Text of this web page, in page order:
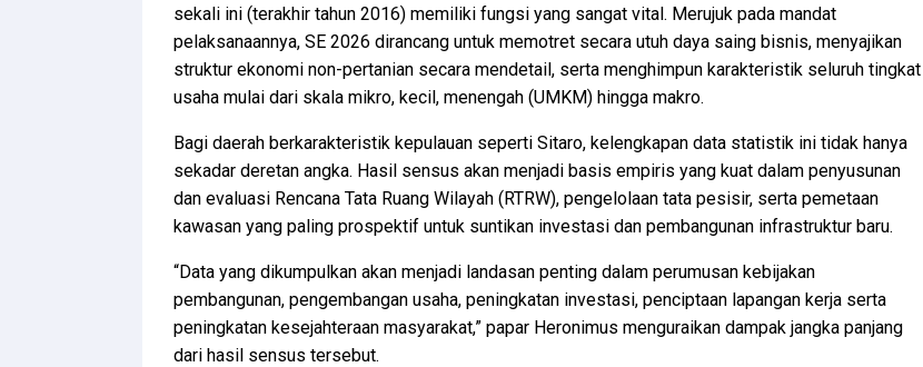
sekali ini (terakhir tahun 2016) memiliki fungsi yang sangat vital. Merujuk pada mandat
pelaksanaannya, SE 2026 dirancang untuk memotret secara utuh daya saing bisnis, menyajikan
struktur ekonomi non-pertanian secara mendetail, serta menghimpun karakteristik seluruh tingkat
usaha mulai dari skala mikro, kecil, menengah (UMKM) hingga makro.
Bagi daerah berkarakteristik kepulauan seperti Sitaro, kelengkapan data statistik ini tidak hanya
sekadar deretan angka. Hasil sensus akan menjadi basis empiris yang kuat dalam penyusunan
dan evaluasi Rencana Tata Ruang Wilayah (RTRW), pengelolaan tata pesisir, serta pemetaan
kawasan yang paling prospektif untuk suntikan investasi dan pembangunan infrastruktur baru.
“Data yang dikumpulkan akan menjadi landasan penting dalam perumusan kebijakan
pembangunan, pengembangan usaha, peningkatan investasi, penciptaan lapangan kerja serta
peningkatan kesejahteraan masyarakat,” papar Heronimus menguraikan dampak jangka panjang
dari hasil sensus tersebut.